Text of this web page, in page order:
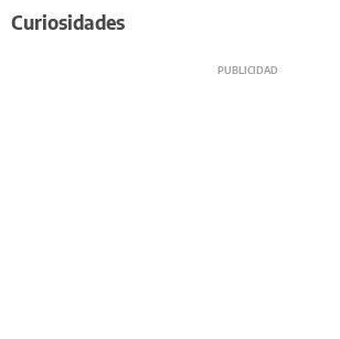
Curiosidades